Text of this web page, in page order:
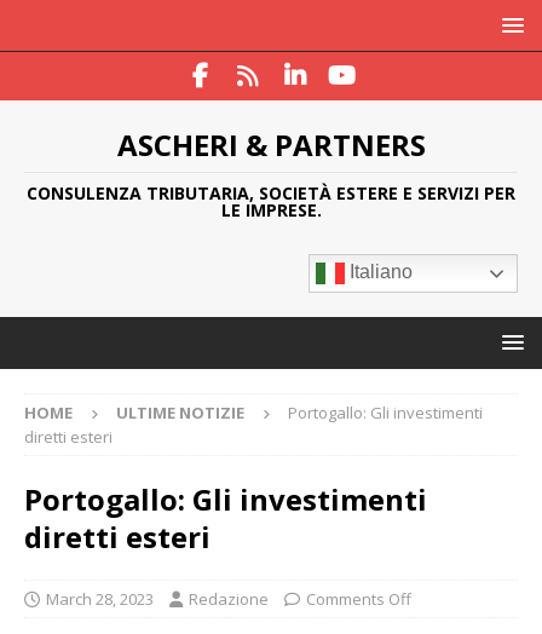
ASCHERI & PARTNERS
CONSULENZA TRIBUTARIA, SOCIETÀ ESTERE E SERVIZI PER
LE IMPRESE.
Italiano
HOME ULTIME NOTIZIE
Portogallo: Gli investimenti
diretti esteri
Portogallo: Gli investimenti
diretti esteri
March 28, 2023 Redazione Comments Off